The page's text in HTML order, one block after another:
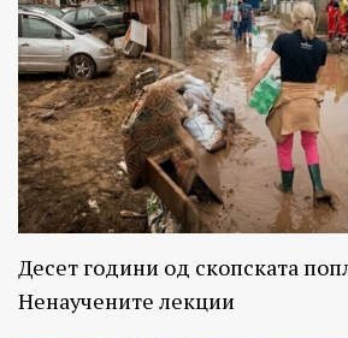
Десет години од скопската
Ненаучените лекции